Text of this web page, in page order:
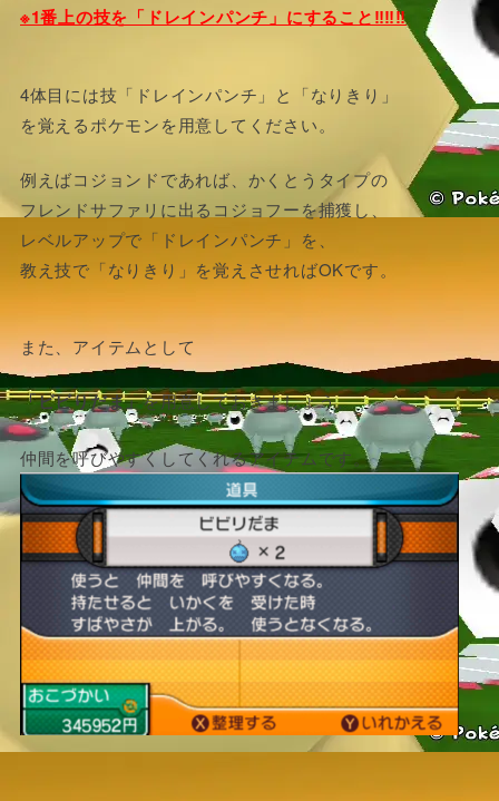
※1番上の技を「ドレインパンチ」にすること‼‼‼
4体目には技「ドレインパンチ」と「なりきり」
を覚えるポケモンを用意してください。
例えばコジョンドであれば、かくとうタイプの
フレンドサファリに出るコジョフーを捕獲し、
レベルアップで「ドレインパンチ」を、
教え技で「なりきり」を覚えさせればOKです。
また、アイテムとして
「ビビりだま」を用意しておきましょう。
仲間を呼びやすくしてくれるアイテムです。